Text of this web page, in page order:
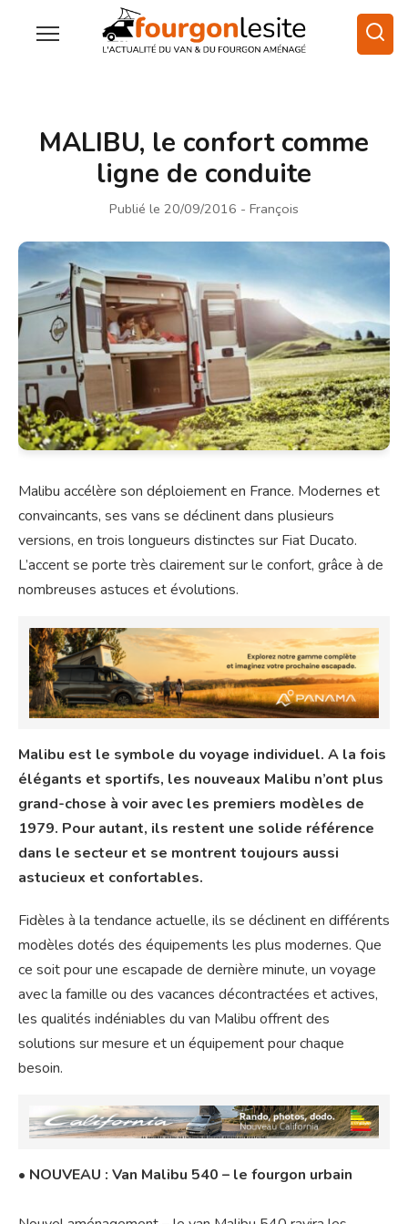
MALIBU, le confort comme
ligne de conduite
Publié le 20/09/2016 - François
Malibu accélère son déploiement en France. Modernes et
convaincants, ses vans se déclinent dans plusieurs
versions, en trois longueurs distinctes sur Fiat Ducato.
L’accent se porte très clairement sur le confort, grâce à de
nombreuses astuces et évolutions.
Malibu est le symbole du voyage individuel. A la fois
élégants et sportifs, les nouveaux Malibu n’ont plus
grand-chose à voir avec les premiers modèles de
1979. Pour autant, ils restent une solide référence
dans le secteur et se montrent toujours aussi
astucieux et confortables.
Fidèles à la tendance actuelle, ils se déclinent en différents
modèles dotés des équipements les plus modernes. Que
ce soit pour une escapade de dernière minute, un voyage
avec la famille ou des vacances décontractées et actives,
les qualités indéniables du van Malibu offrent des
solutions sur mesure et un équipement pour chaque
besoin.
• NOUVEAU : Van Malibu 540 – le fourgon urbain